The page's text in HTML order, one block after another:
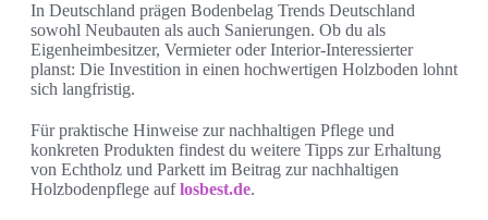
In Deutschland prägen Bodenbelag Trends Deutschland
sowohl Neubauten als auch Sanierungen. Ob du als
Eigenheimbesitzer, Vermieter oder Interior-Interessierter
planst: Die Investition in einen hochwertigen Holzboden lohnt
sich langfristig.
Für praktische Hinweise zur nachhaltigen Pflege und
konkreten Produkten findest du weitere Tipps zur Erhaltung
von Echtholz und Parkett im Beitrag zur nachhaltigen
Holzbodenpflege auflosbest.de.